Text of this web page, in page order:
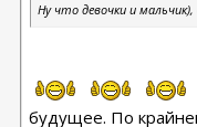
Ну что девочки и
будущее. По